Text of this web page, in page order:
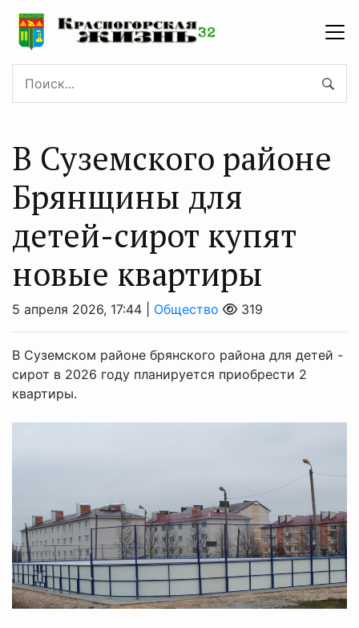
В Суземского районе
Брянщины для
детей-сирот купят
новые квартиры
5 апреля 2026, 17:44 | Общество 319
В Суземском районе брянского района для детей -
сирот в 2026 году планируется приобрести 2
квартиры.